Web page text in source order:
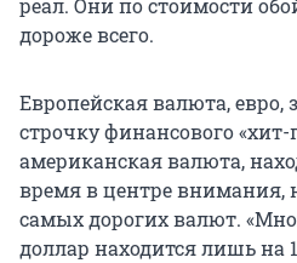
реал. Они по стоимости
дороже всего.
Европейская валюта, евро,
строчку финансового «хит-
американская валюта,
время в центре внимания,
самых дорогих валют.
доллар находится лишь на